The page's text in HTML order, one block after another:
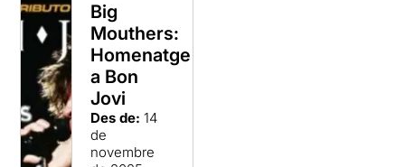
Big
Mouthers:
Homenatge
a Bon
Jovi
Des de: 14
de
novembre